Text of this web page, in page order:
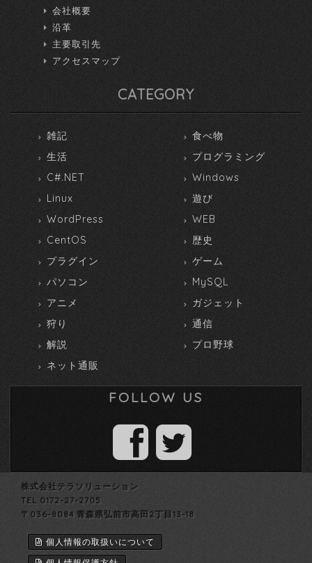
会社概要
沿革
主要取引先
アクセスマップ
CATEGORY
雑記
食べ物
生活
プログラミング
C#.NET
Windows
Linux
遊び
WordPress
WEB
CentOS
歴史
プラグイン
ゲーム
パソコン
MySQL
アニメ
ガジェット
狩り
通信
解説
プロ野球
ネット通販
FOLLOW US
株式会社テラソリューション
TEL 0172-27-2705
〒036-8084 青森県弘前市高田2丁目13-18
個人情報の取扱いについて